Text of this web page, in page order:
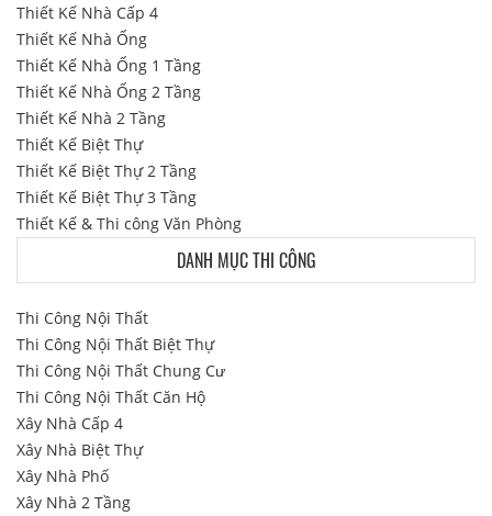
Thiết Kế Nhà Cấp 4
Thiết Kế Nhà Ống
Thiết Kế Nhà Ống 1 Tầng
Thiết Kế Nhà Ống 2 Tầng
Thiết Kế Nhà 2 Tầng
Thiết Kế Biệt Thự
Thiết Kế Biệt Thự 2 Tầng
Thiết Kế Biệt Thự 3 Tầng
Thiết Kế & Thi công Văn Phòng
DANH MỤC THI CÔNG
Thi Công Nội Thất
Thi Công Nội Thất Biệt Thự
Thi Công Nội Thất Chung Cư
Thi Công Nội Thất Căn Hộ
Xây Nhà Cấp 4
Xây Nhà Biệt Thự
Xây Nhà Phố
Xây Nhà 2 Tầng